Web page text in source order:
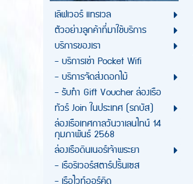
เลิฟเวอร์ แทรเวล
ตัวอย่างลูกค้าที่มาใช้บริการ
บริการของเรา
- บริการเช่า Pocket Wifi
- บริการจัดส่งดอกไม้
- รับทำ Gift Voucher ล่องเรือ
ทัวร์ Join ในประเทศ (รถบัส)
ล่องเรือเทศกาลวันวาเลนไทน์ 14
กุมภาพันธ์ 2568
ล่องเรือดินเนอร์เจ้าพระยา
- เรือริเวอร์สตาร์ปริ้นเซส